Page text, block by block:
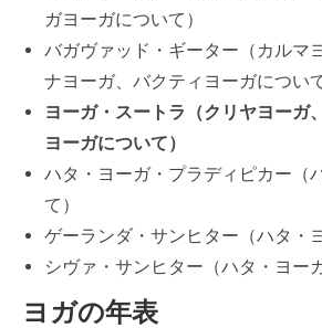
ガヨーガについて）
バガヴァッド・ギーター（カルマ
ナヨーガ、バクティヨーガについて
ヨーガ・スートラ（クリヤヨーガ
ヨーガについて）
ハタ・ヨーガ・プラディピカー（
て）
ゲーランダ・サンヒター（ハタ・
シヴァ・サンヒター（ハタ・ヨー
ヨガの年表